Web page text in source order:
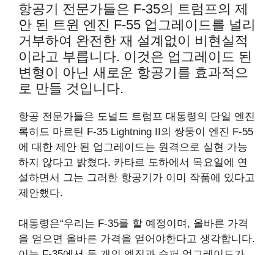
항공기 전문가들은 F-35의 트럼프의 제
안 된 트윈 엔진 F-55 업그레이드를 널리
거부하여 완전한 재 설계없이 비현실적
이라고 부릅니다. 이것은 업그레이드 된
변형이 아닌 새로운 항공기를 효과적으
로 만들 것입니다.
항공 전문가들은 도널드 트럼프 대통령의 단일 엔진
록히드 마르틴 F-35 Lightning II의 쌍둥이 엔진 F-55
에 대한 제안 된 업그레이드는 원격으로 실현 가능
하지 않다고 밝혔다. 카타르 도하에서 목요일에 연
설하면서 그는 그러한 항공기가 이미 작품에 있다고
제안했다.
대통령은“우리는 F-35를 할 예정이며, 올바른 가격
을 얻으면 올바른 가격을 얻어야한다고 생각합니다.